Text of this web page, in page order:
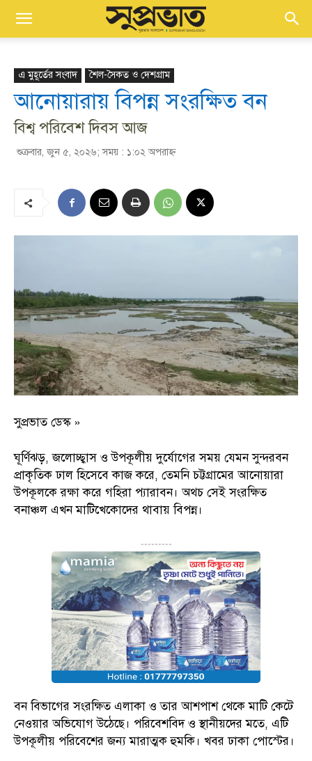
এ মুহূর্তের সংবাদ শৈল-সৈকত ও দেশগ্রাম
আনোয়ারায় বিপন্ন সংরক্ষিত বন
বিশ্ব পরিবেশ দিবস আজ
শুক্রবার, জুন ৫, ২০২৬; সময় : ১:০২ অপরাহ্ণ
সুপ্রভাত ডেস্ক »
ঘূর্ণিঝড়, জলোচ্ছ্বাস ও উপকূলীয় দুর্যোগের সময় যেমন সুন্দরবন
প্রাকৃতিক ঢাল হিসেবে কাজ করে, তেমনি চট্টগ্রামের আনোয়ারা
উপকূলকে রক্ষা করে গহিরা প্যারাবন। অথচ সেই সংরক্ষিত
বনাঞ্চল এখন মাটিখেকোদের থাবায় বিপন্ন।
---------
বন বিভাগের সংরক্ষিত এলাকা ও তার আশপাশ থেকে মাটি কেটে
নেওয়ার অভিযোগ উঠেছে। পরিবেশবিদ ও স্থানীয়দের মতে, এটি
উপকূলীয় পরিবেশের জন্য মারাত্মক হুমকি। খবর ঢাকা পোস্টের।